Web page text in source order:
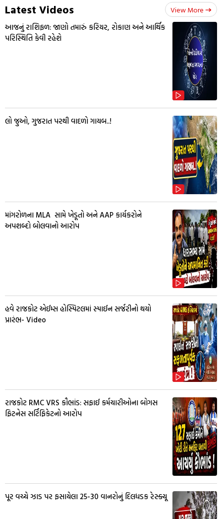
Latest Videos View More
આજનું રાશિફળ: જાણો તમારું કરિયર, રોકાણ અને આર્થિક
પરિસ્થિતિ કેવી રહેશે
લો જુઓ, ગુજરાત પરથી વાદળો ગાયબ..!
માંગરોળના MLA સામે ખેડૂતો અને AAP કાર્યકરોને
અપશબ્દો બોલવાનો આરોપ
હવે રાજકોટ એઈમ્સ હોસ્પિટલમાં સ્પાઈન સર્જરીનો થયો
પ્રારંભ- Video
રાજકોટ RMC VRS કૌભાંડ: સફાઈ કર્મચારીઓના બોગસ
ફિટનેસ સર્ટિફિકેટનો આરોપ
પૂર વચ્ચે ઝાડ પર ફસાયેલા 25-30 વાનરોનું દિલધડક રેસ્ક્યૂ